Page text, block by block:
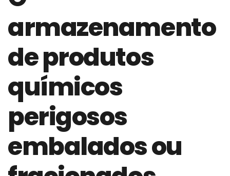
estratégia competitiva nas empresas
materiais cimentícios com fibra de vidro
A próxima vantagem competitiva não está no
A IA elevou a régua do comprador B2B e a venda
complexa ficou ainda mais humana
cabos e condutores elétricos
A fabricação conforme das portas com tipologia
de giro para as saídas de emergência
A sua indústria toma decisões ou apenas reage
Os serviços de reciclagem profunda a frio in situ
armazenamento
de produtos
químicos
perigosos
embalados ou